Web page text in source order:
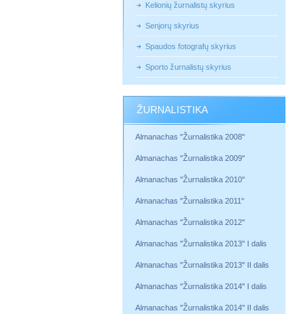
Kelionių žurnalistų skyrius
Senjorų skyrius
Spaudos fotografų skyrius
Sporto žurnalistų skyrius
ŽURNALISTIKA
Almanachas "Žurnalistika 2008"
Almanachas "Žurnalistika 2009"
Almanachas "Žurnalistika 2010"
Almanachas "Žurnalistika 2011"
Almanachas "Žurnalistika 2012"
Almanachas "Žurnalistika 2013" I dalis
Almanachas "Žurnalistika 2013" II dalis
Almanachas "Žurnalistika 2014" I dalis
Almanachas "Žurnalistika 2014" II dalis